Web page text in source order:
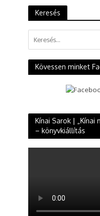
Keresés
Kövessen minket
Kínai Sarok | „Kínai
– könyvkiállítás